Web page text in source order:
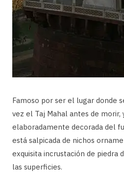
Famoso por ser el lugar donde
vez el Taj Mahal antes de morir,
elaboradamente decorada del
está salpicada de nichos
exquisita incrustación de piedra
las superficies.